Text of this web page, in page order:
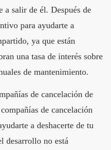
a salir de él. Después de
para ayudarte a
ya que están
una tasa de interés sobre
de mantenimiento.
de cancelación de
de cancelación
a deshacerte de tu
desarrollo no está